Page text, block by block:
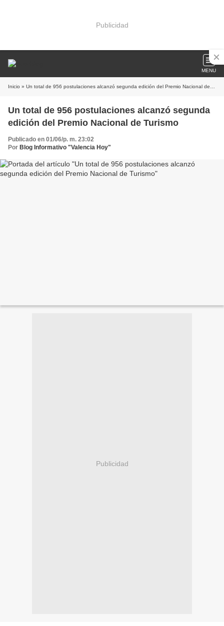
Publicidad
MENU
Inicio » Un total de 956 postulaciones alcanzó segunda edición del Premio Nacional de Turismo
Un total de 956 postulaciones alcanzó segunda
edición del Premio Nacional de Turismo
Publicado en 01/06/p. m. 23:02
Por Blog Informativo "Valencia Hoy"
Publicidad